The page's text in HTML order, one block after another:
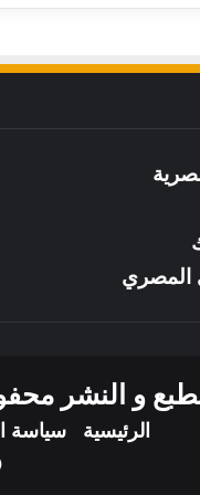
المصري
و النشر محفوظة
الرئيسية سياسة